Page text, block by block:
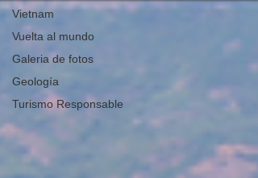
Vietnam
Vuelta al mundo
Galeria de fotos
Geología
Turismo Responsable